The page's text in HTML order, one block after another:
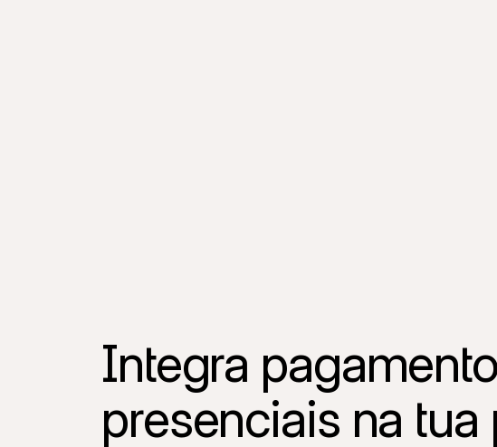
Integra
presenciais na tua